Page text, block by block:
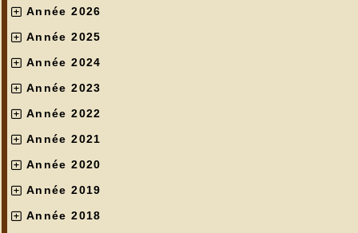
Année 2026
Année 2025
Année 2024
Année 2023
Année 2022
Année 2021
Année 2020
Année 2019
Année 2018